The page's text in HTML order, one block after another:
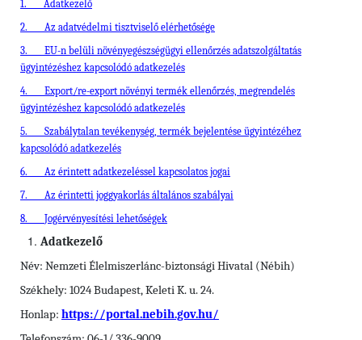
1.
Adatkezelő
2.
Az adatvédelmi tisztviselő elérhetősége
3.
EU-n belüli növényegészségügyi ellenőrzés adatszolgáltatás
ügyintézéshez kapcsolódó adatkezelés
4.
Export/re-export növényi termék ellenőrzés, megrendelés
ügyintézéshez kapcsolódó adatkezelés
5.
Szabálytalan tevékenység, termék bejelentése ügyintézéhez
kapcsolódó adatkezelés
6.
Az érintett adatkezeléssel kapcsolatos jogai
7.
Az érintetti joggyakorlás általános szabályai
8.
Jogérvényesítési lehetőségek
Adatkezelő
Név: Nemzeti Élelmiszerlánc-biztonsági Hivatal (Nébih)
Székhely: 1024 Budapest, Keleti K. u. 24.
Honlap: https://portal.nebih.gov.hu/